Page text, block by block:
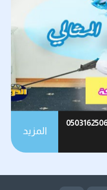
المزيد